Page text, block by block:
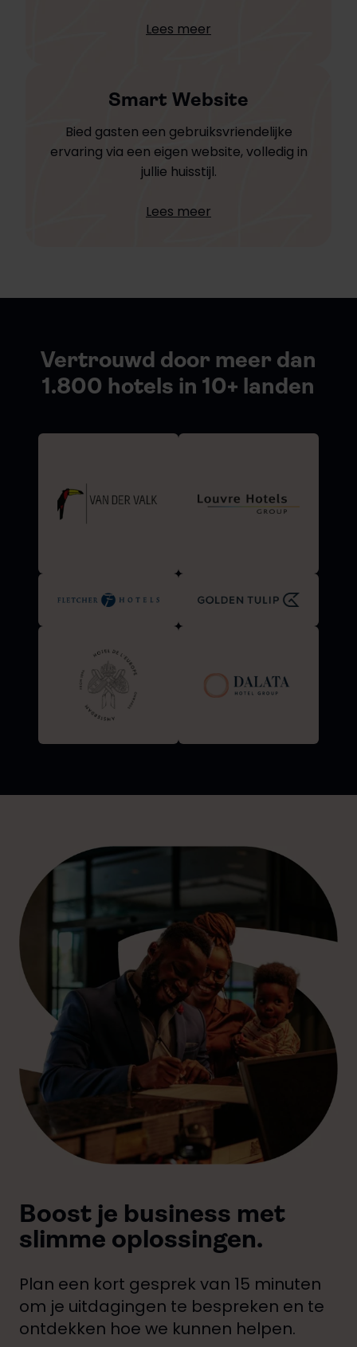
Lees meer
Smart Website
Bied gasten een gebruiksvriendelijke
ervaring via een eigen website, volledig in
jullie huisstijl.
Lees meer
Vertrouwd door meer dan
1.800 hotels in 10+ landen
Boost je business met
slimme oplossingen.
Plan een kort gesprek van 15 minuten
om je uitdagingen te bespreken en te
ontdekken hoe we kunnen helpen.